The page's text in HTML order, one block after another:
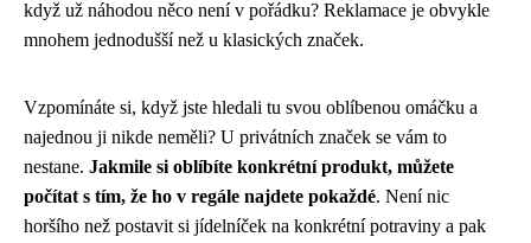
když už náhodou něco není v pořádku? Reklamace je obvykle
mnohem jednodušší než u klasických značek.
Vzpomínáte si, když jste hledali tu svou oblíbenou omáčku a
najednou ji nikde neměli? U privátních značek se vám to
nestane. Jakmile si oblíbíte konkrétní produkt, můžete
počítat s tím, že ho v regále najdete pokaždé. Není nic
horšího než postavit si jídelníček na konkrétní potraviny a pak